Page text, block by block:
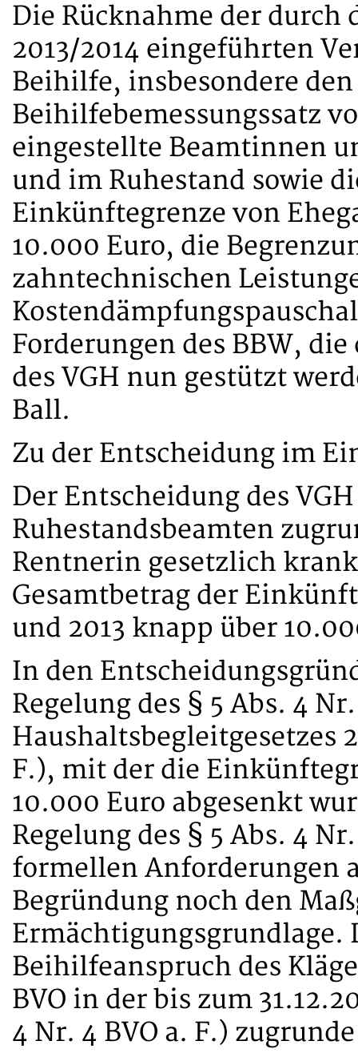
Die Rücknahme der durch
2013/2014 eingeführten
Beihilfe, insbesondere
Beihilfebemessungssatz
eingestellte Beamtinnen
und im Ruhestand sowie
Einkünftegrenze von
10.000 Euro, die
zahntechnischen
Forderungen des BBW,
des VGH nun gestützt
Ball.
Zu der Entscheidung im
Der Entscheidung des
Ruhestandsbeamten
Rentnerin gesetzlich
Gesamtbetrag der
und 2013 knapp über
In den
Regelung des § 5 Abs. 4
Haushaltsbegleitgesetzes
F.), mit der die
10.000 Euro abgesenkt
Regelung des § 5 Abs. 4
formellen Anforderungen
Begründung noch den
Ermächtigungsgrundlage.
Beihilfeanspruch des
BVO in der bis zum
4 Nr. 4 BVO a. F.)